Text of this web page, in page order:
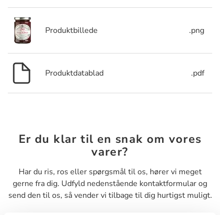
Produktbillede .png
Produktdatablad .pdf
Er du klar til en snak om vores
varer?
Har du ris, ros eller spørgsmål til os, hører vi meget
gerne fra dig. Udfyld nedenstående kontaktformular og
send den til os, så vender vi tilbage til dig hurtigst muligt.